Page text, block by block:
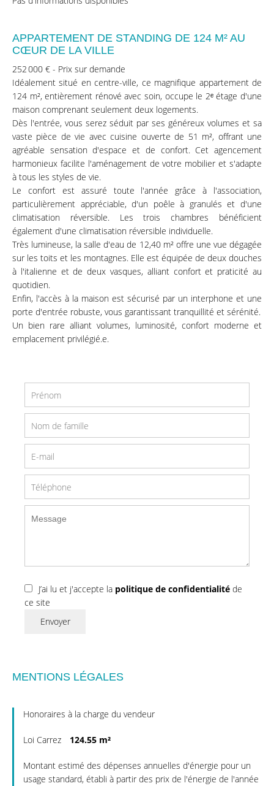
APPARTEMENT DE STANDING DE 124 M² AU
CŒUR DE LA VILLE
252 000 € - Prix sur demande
Idéalement situé en centre-ville, ce magnifique appartement de
124 m², entièrement rénové avec soin, occupe le 2ᵉ étage d'une
maison comprenant seulement deux logements.
Dès l'entrée, vous serez séduit par ses généreux volumes et sa
vaste pièce de vie avec cuisine ouverte de 51 m², offrant une
agréable sensation d'espace et de confort. Cet agencement
harmonieux facilite l'aménagement de votre mobilier et s'adapte
à tous les styles de vie.
Le confort est assuré toute l'année grâce à l'association,
particulièrement appréciable, d'un poêle à granulés et d'une
climatisation réversible. Les trois chambres bénéficient
également d'une climatisation réversible individuelle.
Très lumineuse, la salle d'eau de 12,40 m² offre une vue dégagée
sur les toits et les montagnes. Elle est équipée de deux douches
à l'italienne et de deux vasques, alliant confort et praticité au
quotidien.
Enfin, l'accès à la maison est sécurisé par un interphone et une
porte d'entrée robuste, vous garantissant tranquillité et sérénité.
Un bien rare alliant volumes, luminosité, confort moderne et
emplacement privilégié.e.
J’ai lu et j'accepte la politique de confidentialité de
ce site
Envoyer
MENTIONS LÉGALES
Honoraires à la charge du vendeur
Loi Carrez 124.55 m²
Montant estimé des dépenses annuelles d'énergie pour un
usage standard, établi à partir des prix de l'énergie de l'année